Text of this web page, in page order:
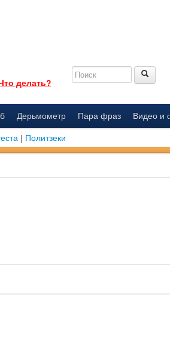
делать?
Дерьмометр Пара фраз
Видео и
| Политзеки